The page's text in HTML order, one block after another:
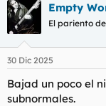
Empty
El pariento
30 Dic 2025
Bajad un poco el
subnormales.